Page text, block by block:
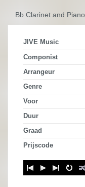
Bb Clarinet and Piano
JIVE Music
Componist
Arrangeur
Genre
Voor
Duur
Graad
Prijscode